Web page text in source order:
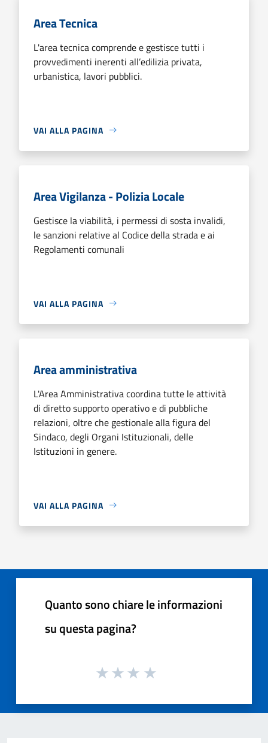
Area Tecnica
L'area tecnica comprende e gestisce tutti i
provvedimenti inerenti all’edilizia privata,
urbanistica, lavori pubblici.
VAI ALLA PAGINA
Area Vigilanza - Polizia Locale
Gestisce la viabilità, i permessi di sosta invalidi,
le sanzioni relative al Codice della strada e ai
Regolamenti comunali
VAI ALLA PAGINA
Area amministrativa
L'Area Amministrativa coordina tutte le attività
di diretto supporto operativo e di pubbliche
relazioni, oltre che gestionale alla figura del
Sindaco, degli Organi Istituzionali, delle
Istituzioni in genere.
VAI ALLA PAGINA
Quanto sono chiare le informazioni
su questa pagina?